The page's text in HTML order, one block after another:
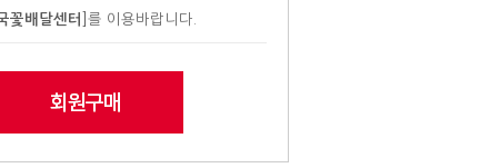
꽃배달센터 를 이용바랍니다.